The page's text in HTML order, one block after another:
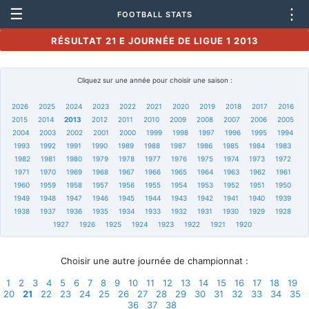
☰ FOOTBALL STATS ⋮
RÉSULTAT 21 E JOURNÉE DE LIGUE 1 2013
Cliquez sur une année pour choisir une saison :
2026 2025 2024 2023 2022 2021 2020 2019 2018 2017
2016
2015
2014 2013 2012 2011 2010 2009 2008 2007 2006
2005
2004
2003 2002 2001 2000 1999 1998 1997 1996 1995
1994
1993
1992 1991 1990 1989 1988 1987 1986 1985 1984
1983
1982
1981 1980 1979 1978 1977 1976 1975 1974 1973
1972
1971
1970 1969 1968 1967 1966 1965 1964 1963 1962
1961
1960
1959 1958 1957 1956 1955 1954 1953 1952 1951
1950
1949
1948 1947 1946 1945 1944 1943 1942 1941 1940
1939
1938
1937 1936 1935 1934 1933 1932 1931 1930 1929
1928
1927
1926 1925 1924 1923 1922 1921 1920
Choisir une autre journée de championnat :
1
2 3 4 5 6 7 8 9 10 11 12 13 14 15 16 17 18
19
20
21 22 23 24 25 26 27 28 29 30 31 32 33 34
35
36
37 38